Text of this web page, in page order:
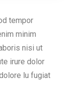
tempor
minim
nisi ut
irure dolor
lu fugiat